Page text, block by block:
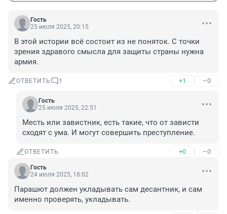
Гость
25 июля 2025, 20:15
В этой истории всё состоит из не поняток. С точки
зрения здравого смысла для защиты страны нужна
армия.
ОТВЕТИТЬ 1 +1 –0
Гость
25 июля 2025, 22:51
Месть или завистник, есть такие, что от зависти
сходят с ума. И могут совершить преступление.
ОТВЕТИТЬ +0 –0
Гость
24 июля 2025, 18:02
Парашют должен укладывать сам десантник, и сам
именно проверять, укладывать.